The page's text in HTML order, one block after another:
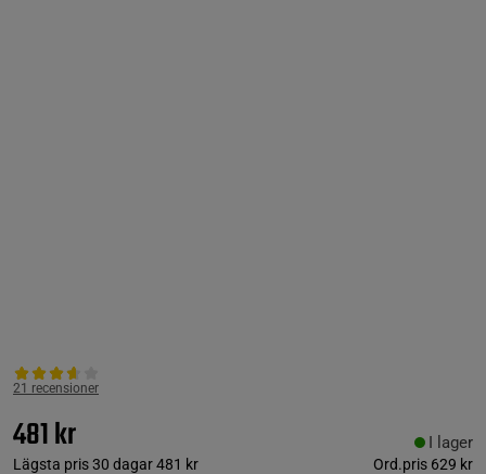
21 recensioner
481 kr
Lägsta pris 30 dagar481 kr Ord.pris 629 kr
I lager